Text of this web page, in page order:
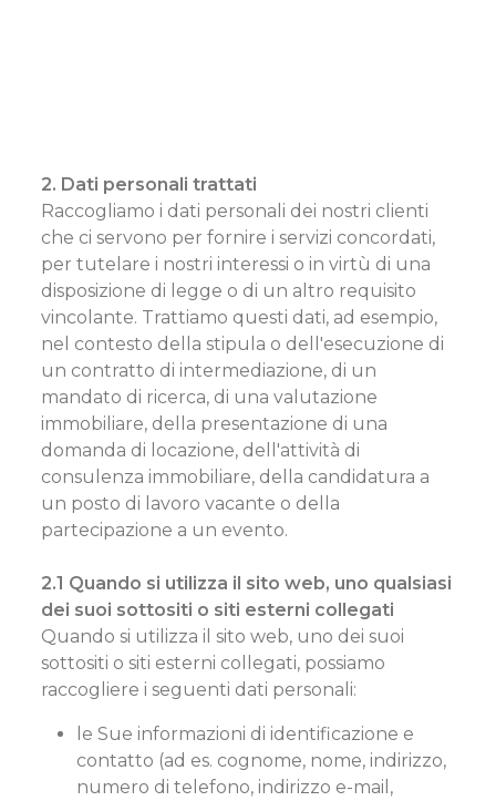
2. Dati personali trattati
Raccogliamo i dati personali dei nostri clienti
che ci servono per fornire i servizi concordati,
per tutelare i nostri interessi o in virtù di una
disposizione di legge o di un altro requisito
vincolante. Trattiamo questi dati, ad esempio,
nel contesto della stipula o dell'esecuzione di
un contratto di intermediazione, di un
mandato di ricerca, di una valutazione
immobiliare, della presentazione di una
domanda di locazione, dell'attività di
consulenza immobiliare, della candidatura a
un posto di lavoro vacante o della
partecipazione a un evento.
2.1 Quando si utilizza il sito web, uno qualsiasi
dei suoi sottositi o siti esterni collegati
Quando si utilizza il sito web, uno dei suoi
sottositi o siti esterni collegati, possiamo
raccogliere i seguenti dati personali:
le Sue informazioni di identificazione e
contatto (ad es. cognome, nome, indirizzo,
numero di telefono, indirizzo e-mail,